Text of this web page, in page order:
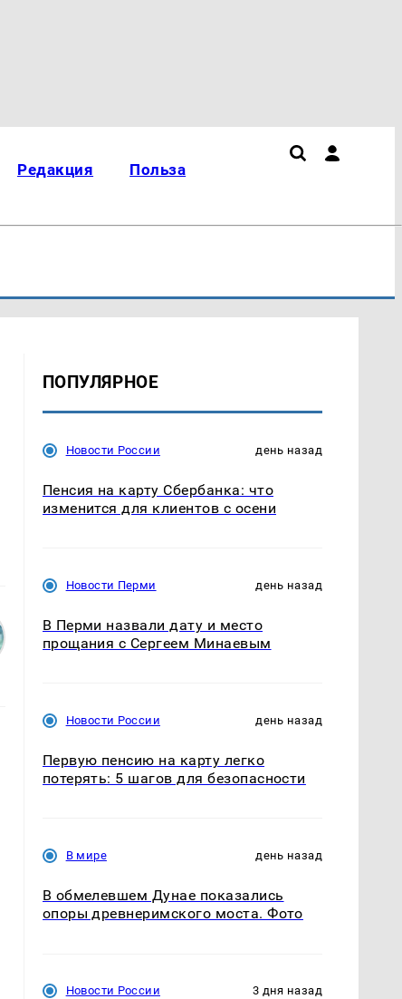
Редакция Польза
ПОПУЛЯРНОЕ
Новости России день назад
Пенсия на карту Сбербанка: что
изменится для клиентов с осени
Новости Перми день назад
В Перми назвали дату и место
прощания с Сергеем Минаевым
Новости России день назад
Первую пенсию на карту легко
потерять: 5 шагов для безопасности
В мире день назад
В обмелевшем Дунае показались
опоры древнеримского моста. Фото
Новости России 3 дня назад